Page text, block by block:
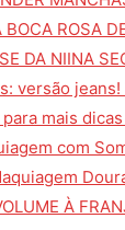
ROSA
DA NIINA
versão
mais
com
À